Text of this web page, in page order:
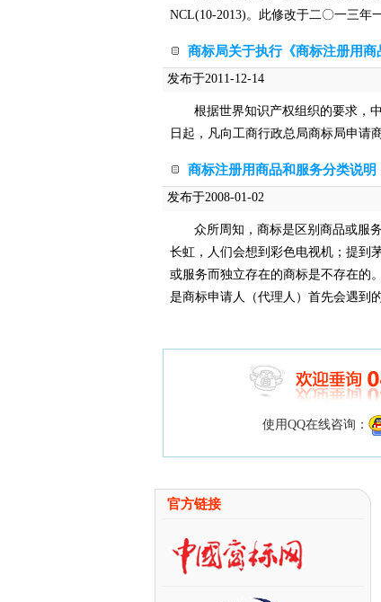
NCL(10-2013)。此修改于二〇一三年
商标局关于执行《商标注册用
发布于2011-12-14
根据世界知识产权组织的要求，
日起，凡向工商行政总局商标局申请
商标注册用商品和服务分类说明
发布于2008-01-02
众所周知，商标是区别商品或服
长虹，人们会想到彩色电视机；提到
或服务而独立存在的商标是不存在的
是商标申请人（代理人）首先会遇到的
使用QQ在线咨询：
官方链接